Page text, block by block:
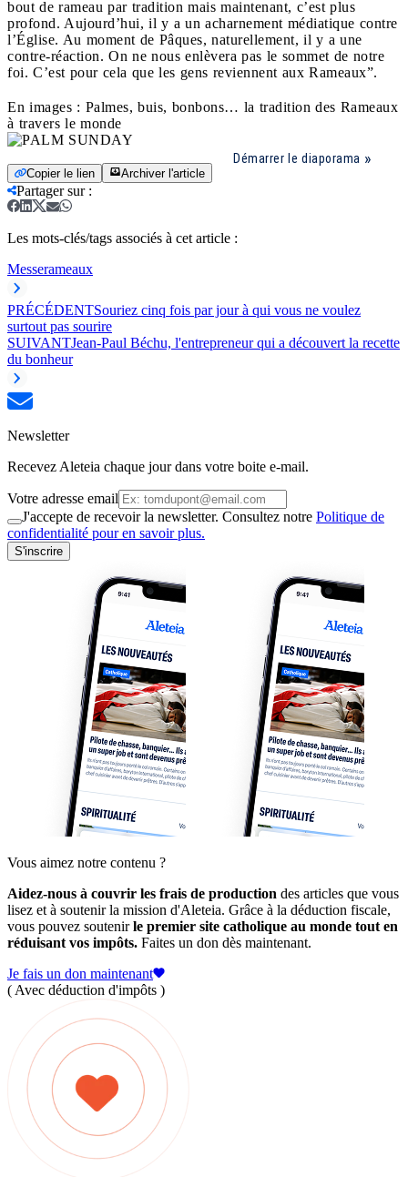
bout de rameau par tradition mais maintenant, c’est plus
profond. Aujourd’hui, il y a un acharnement médiatique contre
l’Église. Au moment de Pâques, naturellement, il y a une
contre-réaction. On ne nous enlèvera pas le sommet de notre
foi. C’est pour cela que les gens reviennent aux Rameaux”.
En images : Palmes, buis, bonbons… la tradition des Rameaux
à travers le monde
Démarrer le diaporama
Copier le lien Archiver l'article
Partager sur:
Les mots-clés/tags associés à cet article :
Messerameaux
PRÉCÉDENTSouriez cinq fois par jour à qui vous ne voulez
surtout pas sourire
SUIVANTJean-Paul Béchu, l'entrepreneur qui a découvert la recette
du bonheur
Newsletter
Recevez Aleteia chaque jour dans votre boite e-mail.
Votre adresse email
J'accepte de recevoir la newsletter. Consultez notre Politique de
confidentialité pour en savoir plus.
S'inscrire
Vous aimez notre contenu ?
Aidez-nous à couvrir les frais de production des articles que vous
lisez et à soutenir la mission d'Aleteia. Grâce à la déduction fiscale,
vous pouvez soutenirle premier site catholique au monde tout en
réduisant vos impôts. Faites un don dès maintenant.
Je fais un don maintenant
( Avec déduction d'impôts )